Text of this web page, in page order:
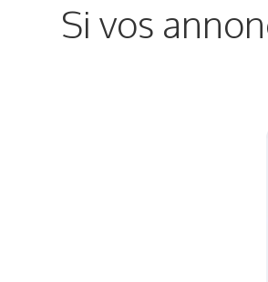
Si vos